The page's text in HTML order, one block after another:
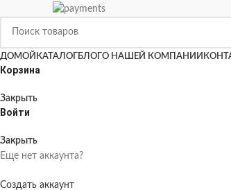
ДОМОЙ КАТАЛОГ БЛОГ О НАШЕЙ КОМПАНИИ
Корзина
Закрыть
Войти
Закрыть
Еще нет аккаунта?
Создать аккаунт